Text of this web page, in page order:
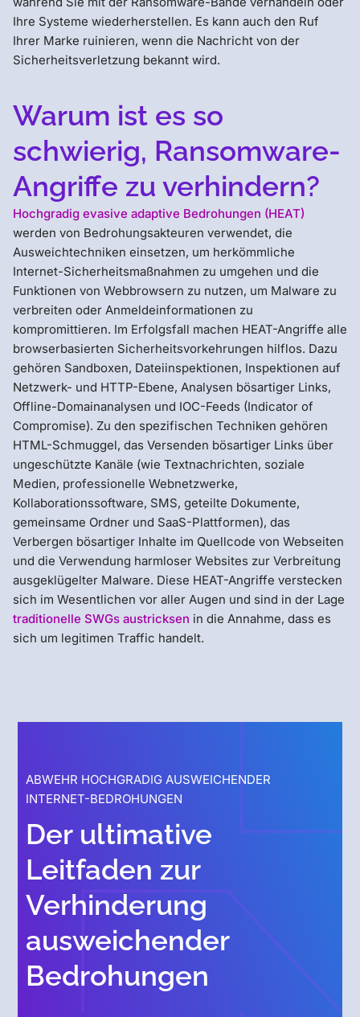
Ihre Systeme wiederherstellen. Es kann auch den Ruf
Ihrer Marke ruinieren, wenn die Nachricht von der
Sicherheitsverletzung bekannt wird.
Warum ist es so
schwierig, Ransomware-
Angriffe zu verhindern?
Hochgradig evasive adaptive Bedrohungen (HEAT)
werden von Bedrohungsakteuren verwendet, die
Ausweichtechniken einsetzen, um herkömmliche
Internet-Sicherheitsmaßnahmen zu umgehen und die
Funktionen von Webbrowsern zu nutzen, um Malware zu
verbreiten oder Anmeldeinformationen zu
kompromittieren. Im Erfolgsfall machen HEAT-Angriffe alle
browserbasierten Sicherheitsvorkehrungen hilflos. Dazu
gehören Sandboxen, Dateiinspektionen, Inspektionen auf
Netzwerk- und HTTP-Ebene, Analysen bösartiger Links,
Offline-Domainanalysen und IOC-Feeds (Indicator of
Compromise). Zu den spezifischen Techniken gehören
HTML-Schmuggel, das Versenden bösartiger Links über
ungeschützte Kanäle (wie Textnachrichten, soziale
Medien, professionelle Webnetzwerke,
Kollaborationssoftware, SMS, geteilte Dokumente,
gemeinsame Ordner und SaaS-Plattformen), das
Verbergen bösartiger Inhalte im Quellcode von Webseiten
und die Verwendung harmloser Websites zur Verbreitung
ausgeklügelter Malware. Diese HEAT-Angriffe verstecken
sich im Wesentlichen vor aller Augen und sind in der Lage
traditionelle SWGs austricksen in die Annahme, dass es
sich um legitimen Traffic handelt.
ABWEHR HOCHGRADIG AUSWEICHENDER
INTERNET-BEDROHUNGEN
Der ultimative
Leitfaden zur
Verhinderung
ausweichender
Bedrohungen